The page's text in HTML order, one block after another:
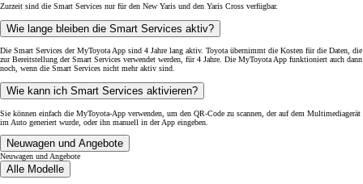
Zurzeit sind die Smart Services nur für den New Yaris und den Yaris Cross verfügbar.
Wie lange bleiben die Smart Services aktiv?
Die Smart Services der MyToyota App sind 4 Jahre lang aktiv. Toyota übernimmt die Kosten für die Daten, die
zur Bereitstellung der Smart Services verwendet werden, für 4 Jahre. Die MyToyota App funktioniert auch dann
noch, wenn die Smart Services nicht mehr aktiv sind.
Wie kann ich Smart Services aktivieren?
Sie können einfach die MyToyota-App verwenden, um den QR-Code zu scannen, der auf dem Multimediagerät
im Auto generiert wurde, oder ihn manuell in der App eingeben.
Neuwagen und Angebote
Neuwagen und Angebote
Alle Modelle